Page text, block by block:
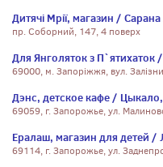
Дитячі Мрії, магазин /
пр. Соборний, 147, 4 поверх
Для Янголяток з
69000, м. Запоріжжя, вул.
Дэнс, детское кафе /
69059, г. Запорожье, ул.
Ералаш, магазин для детей /
69114, г. Запорожье, ул.